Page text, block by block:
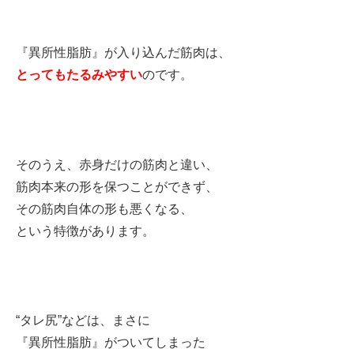
『異所性脂肪』が入り込んだ筋肉は、
とってもたるみやすいのです。
そのうえ、赤身だけの筋肉と違い、
筋肉本来の形を保つことができず、
その筋肉自体の形も悪くなる、
という特徴があります。
“タレ尻”などは、まさに
『異所性脂肪』がついてしまった